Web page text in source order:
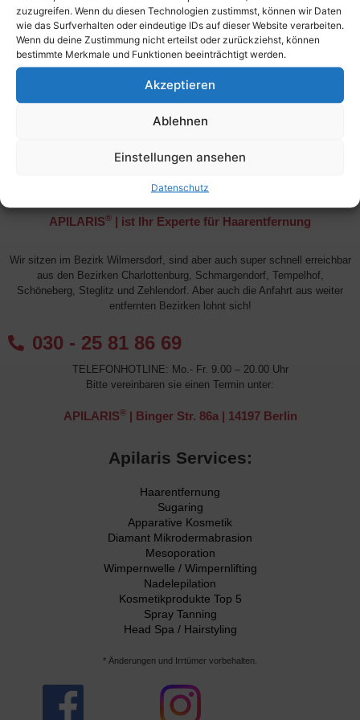
zuzugreifen. Wenn du diesen Technologien zustimmst, können wir Daten
wie das Surfverhalten oder eindeutige IDs auf dieser Website verarbeiten.
Wenn du deine Zustimmung nicht erteilst oder zurückziehst, können
bestimmte Merkmale und Funktionen beeinträchtigt werden.
Akzeptieren
Ablehnen
Einstellungen ansehen
Datenschutz
1 Min. 2,00€
1 Std. 120,00€
TIPP: Geschenkgutschein
bestellen eines Spray-Tanning Gutscheins nutzen sie
unsere Onlinebestellmöglichkeit:
Gutschein online
APILARIS® | ist Ihr Experte für Haarentfernung
Wir sitzen im Bezirk Wilmersdorf, sind aber auch super schnell erreichbar
aus den Bezirken Charlottenburg, Schmargendorf, Tempelhof,
Schöneberg, Steglitz und Zehlendorf. Aber auch die Anfahrt aus weiter
entfernten Bezirken lohnt sich!
030 - 25 81 86 69
TELEFONHOTLINE: Mo.- Fr. 9.00 – 20.00 Uhr
Bitte vereinbaren sie einen Termin unter:
APILARIS®| Binger Str. 86a | 14197 Berlin
Apilaris Services:
Haarentfernung
Sugaring
Apparative Kosmetik
Diamant Mikrodermabrasion
Mesoporation
Wimpernwelle / Wimpernlifting
Nadelepilation
Kosmetikprodukte Top 5
Spray Tanning
Head Spa / Hairstyling
* Änderungen und Irrtümer vorbehalten.